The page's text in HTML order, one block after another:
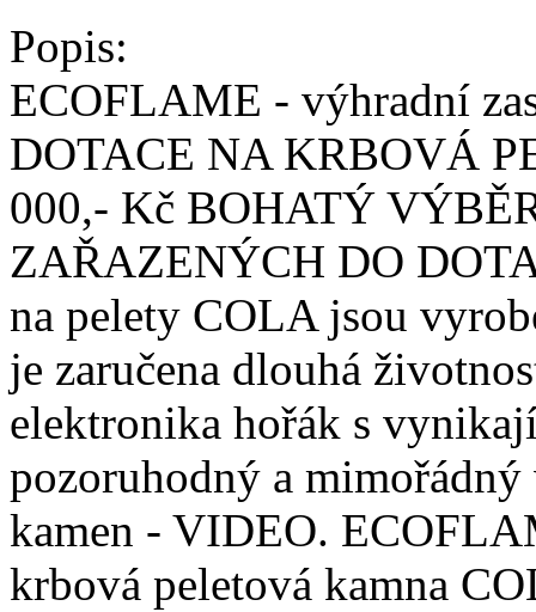
Popis:
ECOFLAME - výhradní
DOTACE NA KRBOVÁ
000,- Kč BOHATÝ
ZAŘAZENÝCH DO
na pelety COLA jsou
je zaručena dlouhá
elektronika hořák s
pozoruhodný a
kamen - VIDEO.
krbová peletová kamna